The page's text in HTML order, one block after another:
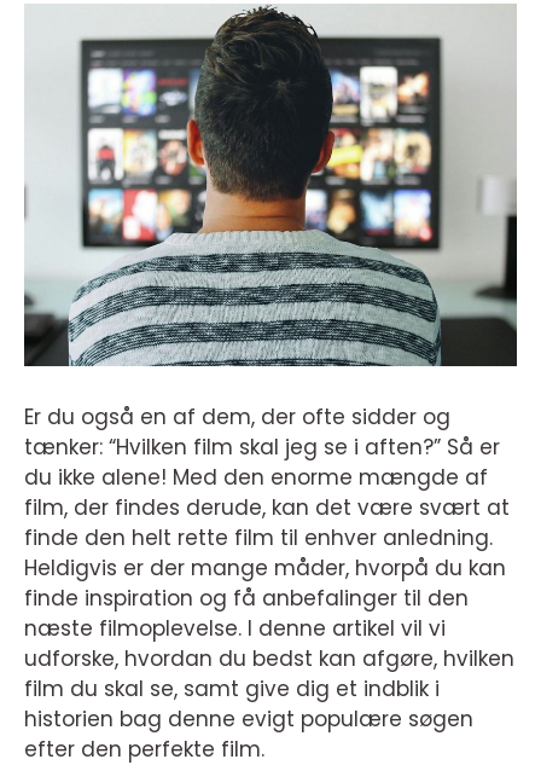
Er du også en af dem, der ofte sidder og
tænker: “Hvilken film skal jeg se i aften?” Så er
du ikke alene! Med den enorme mængde af
film, der findes derude, kan det være svært at
finde den helt rette film til enhver anledning.
Heldigvis er der mange måder, hvorpå du kan
finde inspiration og få anbefalinger til den
næste filmoplevelse. I denne artikel vil vi
udforske, hvordan du bedst kan afgøre, hvilken
film du skal se, samt give dig et indblik i
historien bag denne evigt populære søgen
efter den perfekte film.